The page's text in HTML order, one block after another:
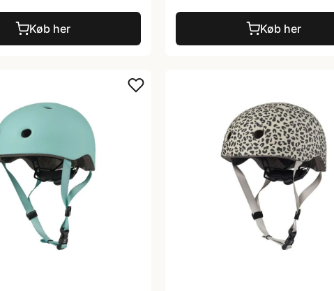
Køb her Køb her